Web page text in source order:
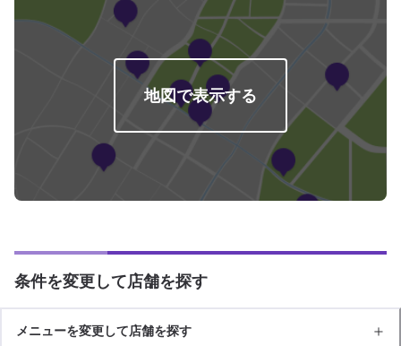
地図で表示する
条件を変更して店舗を探す
メニューを変更して店舗を探す